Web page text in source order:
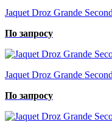
Jaquet Droz Grande
По запросу
Jaquet Droz Grande
По запросу